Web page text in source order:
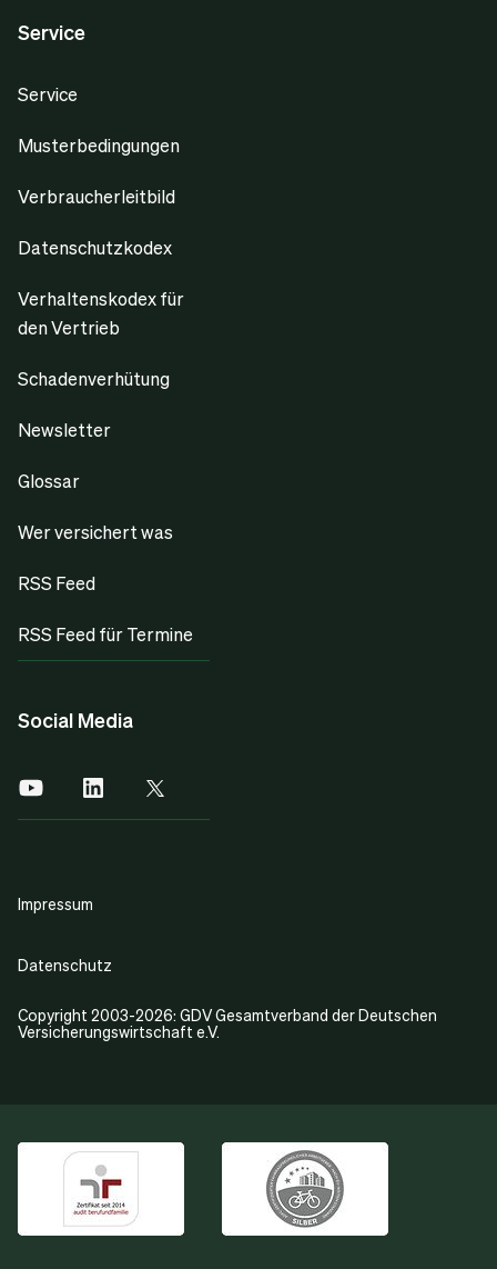
Service
Service
Musterbedingungen
Verbraucherleitbild
Datenschutzkodex
Verhaltenskodex für
den Vertrieb
Schadenverhütung
Newsletter
Glossar
Wer versichert was
RSS Feed
RSS Feed für Termine
Social Media
Copyright 2003-2026: GDV Gesamtverband der Deutschen
Versicherungswirtschaft e.V.
Impressum
Datenschutz